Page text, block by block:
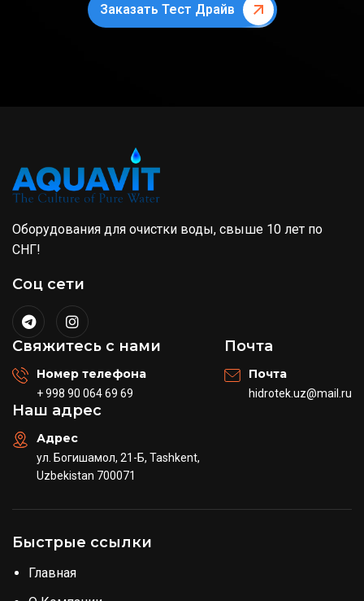
Заказать Тест Драйв
Оборудования для очистки воды, свыше 10 лет по
СНГ!
Соц сети
Свяжитесь с нами
Номер телефона
+ 998 90 064 69 69
Почта
Почта
hidrotek.uz@mail.ru
Наш адрес
Адрес
ул. Богишамол, 21-Б, Tashkent,
Uzbekistan 700071
Быстрые ссылки
Главная